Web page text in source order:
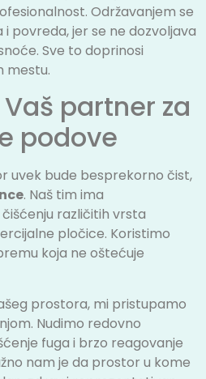
Održavanjem se
i povreda, jer se ne dozvoljava
Sve to doprinosi
mestu.
partner za
podove
uvek bude besprekorno čist,
. Naš tim ima
različitih vrsta
pločice. Koristimo
koja ne oštećuje
prostora, mi pristupamo
Nudimo redovno
fuga i brzo reagovanje
nam je da prostor u kome